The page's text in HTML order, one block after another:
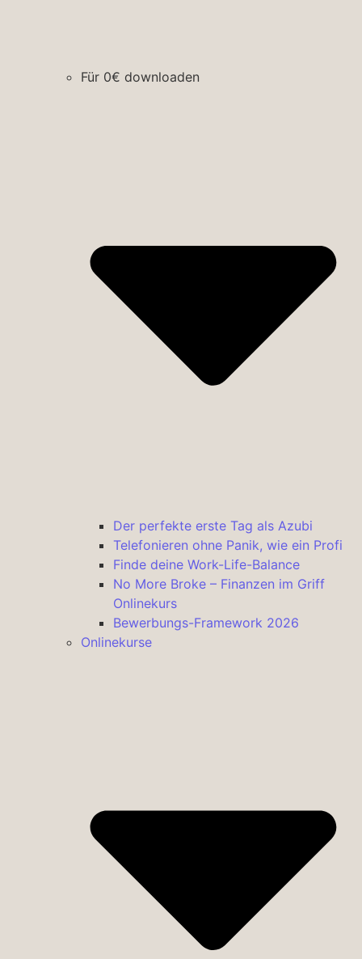
Für 0€ downloaden
Der perfekte erste Tag als Azubi
Telefonieren ohne Panik, wie ein Profi
Finde deine Work-Life-Balance
No More Broke – Finanzen im Griff
Onlinekurs
Bewerbungs-Framework 2026
Onlinekurse